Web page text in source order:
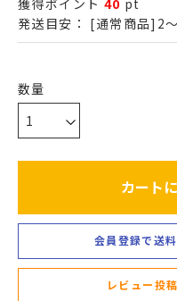
発送目安： [通常商品]2
カート
会員登録で送
レビュー投